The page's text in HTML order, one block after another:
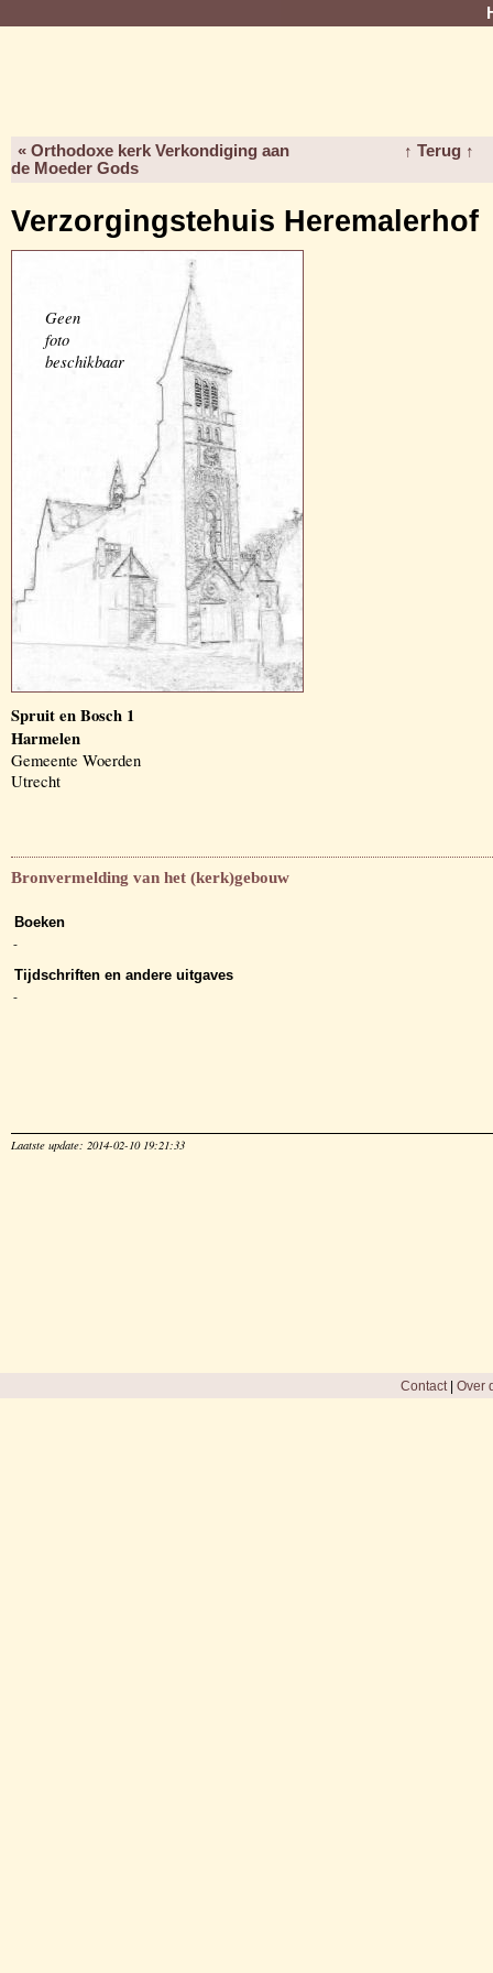
« Orthodoxe kerk Verkondiging aan
de Moeder Gods
↑ Terug ↑
Verzorgingstehuis Heremalerhof
Geen
foto
beschikbaar
Spruit en Bosch 1
Harmelen
Gemeente Woerden
Utrecht
Bronvermelding van het (kerk)gebouw
Boeken
-
Tijdschriften en andere uitgaves
-
Laatste update: 2014-02-10 19:21:33
Contact| Over